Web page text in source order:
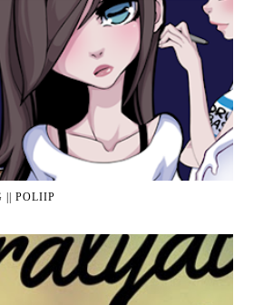
|| POLIIP